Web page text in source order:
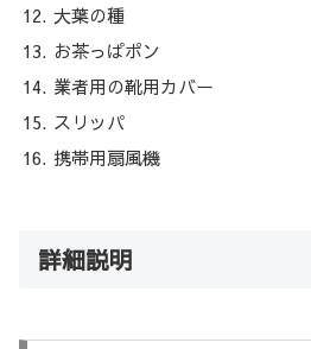
大葉の種
お茶っぱポン
業者用の靴用カバー
スリッパ
携帯用扇風機
詳細説明